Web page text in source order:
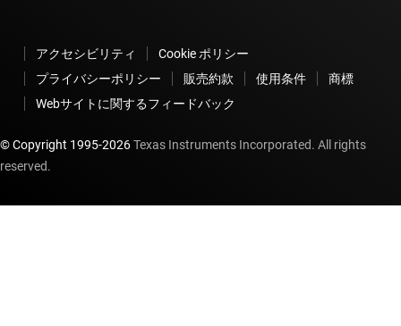
アクセシビリティ
Cookie ポリシー
プライバシーポリシー
販売約款 使用条件
商標
Webサイトに関するフィードバック
© Copyright 1995-2026Texas Instruments Incorporated. All rights
reserved.